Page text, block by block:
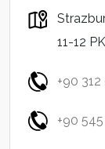
11-12
+90
+90